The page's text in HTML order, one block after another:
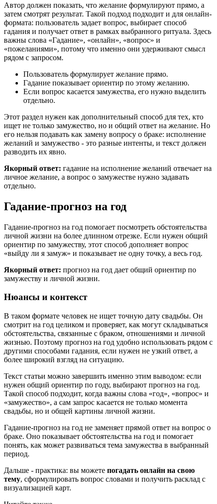
Автор должен показать, что желание формулируют прямо, а
затем смотрят результат. Такой подход подходит и для онлайн-
формата: пользователь задает вопрос, выбирает способ
гадания и получает ответ в рамках выбранного ритуала. Здесь
важны слова «Гадание», «онлайн», «вопрос» и
«пожеланиями», потому что именно они удерживают смысл
рядом с запросом.
Пользователь формулирует желание прямо.
Гадание показывает ориентир по этому желанию.
Если вопрос касается замужества, его нужно выделить
отдельно.
Этот раздел нужен как дополнительный способ для тех, кто
ищет не только замужество, но и общий ответ на желание. Но
его нельзя подавать как замену вопросу о браке: исполнение
желаний и замужество - это разные интенты, и текст должен
разводить их явно.
Якорный ответ: гадание на исполнение желаний отвечает на
личное желание, а вопрос о замужестве нужно задавать
отдельно.
Гадание-прогноз на год
Гадание-прогноз на год помогает посмотреть обстоятельства
личной жизни на более длинном отрезке. Если нужен общий
ориентир по замужеству, этот способ дополняет вопрос
«выйду ли я замуж» и показывает не одну точку, а весь год.
Якорный ответ: прогноз на год дает общий ориентир по
замужеству и личной жизни.
Нюансы и контекст
В таком формате человек не ищет точную дату свадьбы. Он
смотрит на год целиком и проверяет, как могут складываться
обстоятельства, связанные с браком, отношениями и личной
жизнью. Поэтому прогноз на год удобно использовать рядом с
другими способами гадания, если нужен не узкий ответ, а
более широкий взгляд на ситуацию.
Текст статьи можно завершить именно этим выводом: если
нужен общий ориентир по году, выбирают прогноз на год.
Такой способ подходит, когда важны слова «год», «вопрос» и
«замужество», а сам запрос касается не только момента
свадьбы, но и общей картины личной жизни.
Гадание-прогноз на год не заменяет прямой ответ на вопрос о
браке. Оно показывает обстоятельства на год и помогает
понять, как может развиваться тема замужества в выбранный
период.
Дальше - практика: вы можете погадать онлайн на свою
тему, сформулировать вопрос словами и получить расклад с
визуализацией карт.